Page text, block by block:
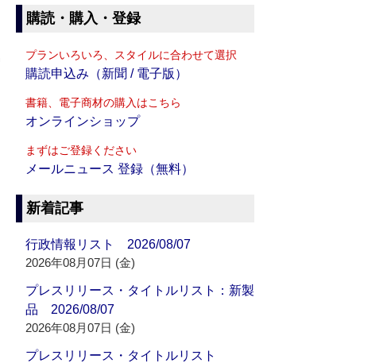
購読・購入・登録
プランいろいろ、スタイルに合わせて選択
購読申込み（新聞 / 電子版）
書籍、電子商材の購入はこちら
オンラインショップ
まずはご登録ください
メールニュース 登録（無料）
新着記事
行政情報リスト 2026/08/07
2026年08月07日 (金)
プレスリリース・タイトルリスト：新製
品 2026/08/07
2026年08月07日 (金)
プレスリリース・タイトルリスト